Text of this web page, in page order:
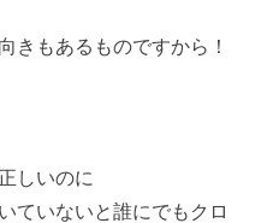
きもあるものですから！
しいのに
ていないと誰にでもクロ